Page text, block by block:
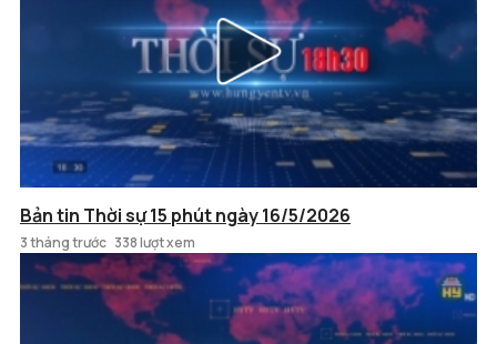
Bản tin Thời sự 15 phút ngày 16/5/2026
3 tháng trước 338 lượt xem